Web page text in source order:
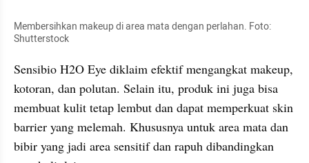
Membersihkan makeup di area mata dengan perlahan. Foto:
Shutterstock
Sensibio H2O Eye diklaim efektif mengangkat makeup,
kotoran, dan polutan. Selain itu, produk ini juga bisa
membuat kulit tetap lembut dan dapat memperkuat skin
barrier yang melemah. Khususnya untuk area mata dan
bibir yang jadi area sensitif dan rapuh dibandingkan